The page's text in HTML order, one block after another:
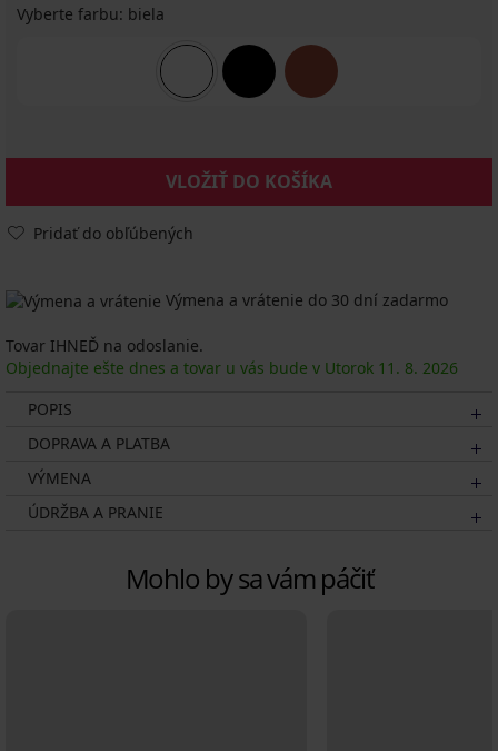
Vyberte farbu: biela
VLOŽIŤ DO KOŠÍKA
Pridať do obľúbených
Výmena a vrátenie do 30 dní zadarmo
Tovar IHNEĎ na odoslanie.
Objednajte ešte dnes a tovar u vás bude v Utorok 11. 8. 2026
POPIS
DOPRAVA A PLATBA
VÝMENA
ÚDRŽBA A PRANIE
Mohlo by sa vám páčiť